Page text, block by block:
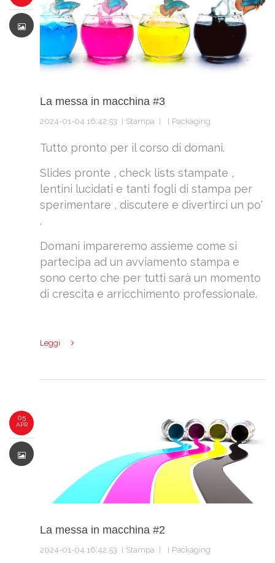
La messa in macchina #3
2024-01-04 16:42:53 Stampa Packaging
Tutto pronto per il corso di domani.
Slides pronte , check lists stampate ,
lentini lucidati e tanti fogli di stampa per
sperimentare , discutere e divertirci un po'
.
Domani impareremo assieme come si
partecipa ad un avviamento stampa e
sono certo che per tutti sarà un momento
di crescita e arricchimento professionale.
Leggi
05
APR
La messa in macchina #2
2024-01-04 16:42:53 Stampa Packaging